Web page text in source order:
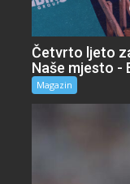
Četvrto ljeto
Naše mjesto -
Magazin